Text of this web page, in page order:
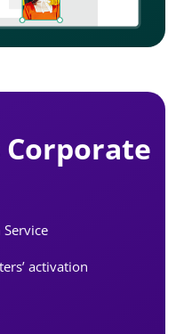
Corporate
Service
activation